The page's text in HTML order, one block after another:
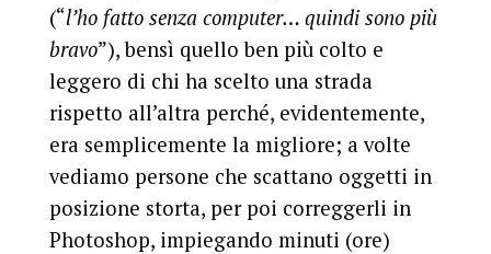
(“l’ho fatto senza computer… quindi sono più
bravo”), bensì quello ben più colto e
leggero di chi ha scelto una strada
rispetto all’altra perché, evidentemente,
era semplicemente la migliore; a volte
vediamo persone che scattano oggetti in
posizione storta, per poi correggerli in
Photoshop, impiegando minuti (ore)